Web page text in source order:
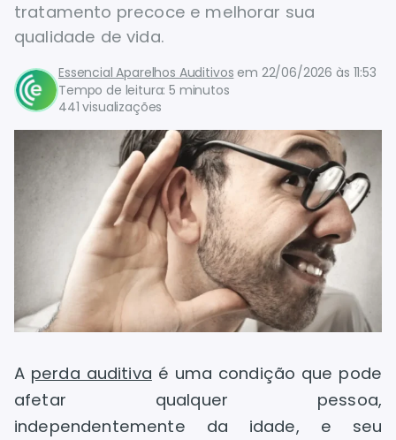
tratamento precoce e melhorar sua
qualidade de vida.
Essencial Aparelhos Auditivos em 22/06/2026 às 11:53
Tempo de leitura: 5 minutos
441 visualizações
A perda auditiva é uma condição que pode
afetar qualquer pessoa,
independentemente da idade, e seu